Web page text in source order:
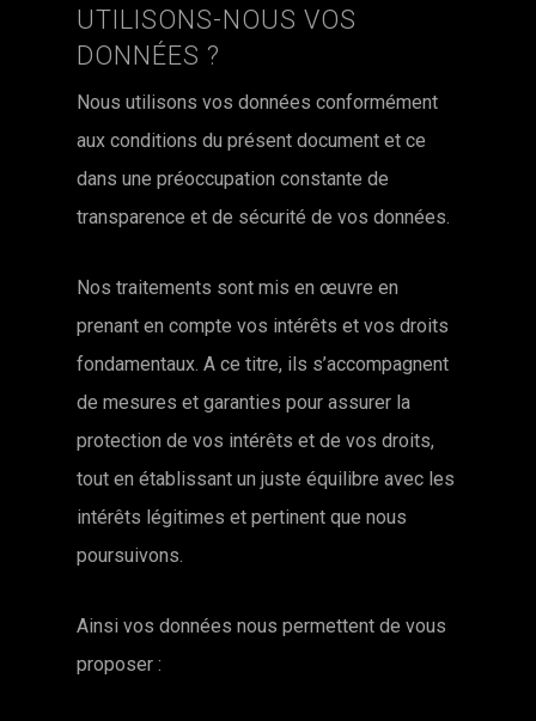
UTILISONS-NOUS VOS
DONNÉES ?
Nous utilisons vos données conformément
aux conditions du présent document et ce
dans une préoccupation constante de
transparence et de sécurité de vos données.
Nos traitements sont mis en œuvre en
prenant en compte vos intérêts et vos droits
fondamentaux. A ce titre, ils s’accompagnent
de mesures et garanties pour assurer la
protection de vos intérêts et de vos droits,
tout en établissant un juste équilibre avec les
intérêts légitimes et pertinent que nous
poursuivons.
Ainsi vos données nous permettent de vous
proposer :